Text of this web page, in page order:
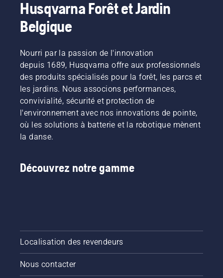
coupe et
de
s'assurer
qu'elle se
autour
du
guide-
chaîne
sans
friction.
Cela
prolonge
la durée
chaîne et
de la
courte
vidéo
pour
savoir
Ils
constituent
notre
équipe H,
sont nos
utilisateurs
les plus
de
conditions
vidangée
de deux
façons
illustrées
dans
cette
vidéo.
Husqvarna Forêt et Jardin
Belgique
Nourri par la passion de l'innovation
depuis 1689, Husqvarna offre aux professionnels
des produits spécialisés pour la forêt, les parcs et
les jardins. Nous associons performances,
convivialité, sécurité et protection de
l'environnement avec nos innovations de pointe,
où les solutions à batterie et la robotique mènent
la danse.
Découvrez notre gamme
Localisation des revendeurs
Nous contacter